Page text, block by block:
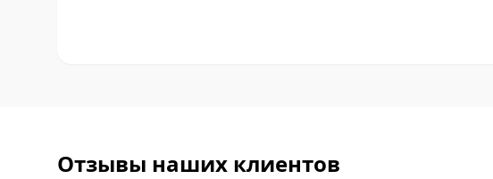
Отзывы наших клиентов